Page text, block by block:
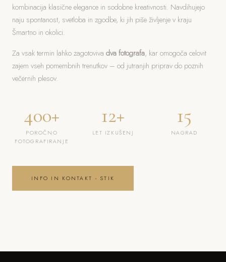
kombinacija klasične elegance in sodobne kreativnosti. Navdihujejo
naju spontanost, svetloba in zgodbe, ki jih piše življenje v kraju
Šmartno in okolici.
Za vsak termin lahko zagotoviva dva fotografa, kar omogoča celovit
zajem vseh pomembnih trenutkov – od jutranjih priprav do poznih
večernih plesov.
400+
POROČNO
FOTOGRAFIRANJE
12+
LET IZKUŠENJ
15
NAGRAD
INFO IN KONTAKT - STIK